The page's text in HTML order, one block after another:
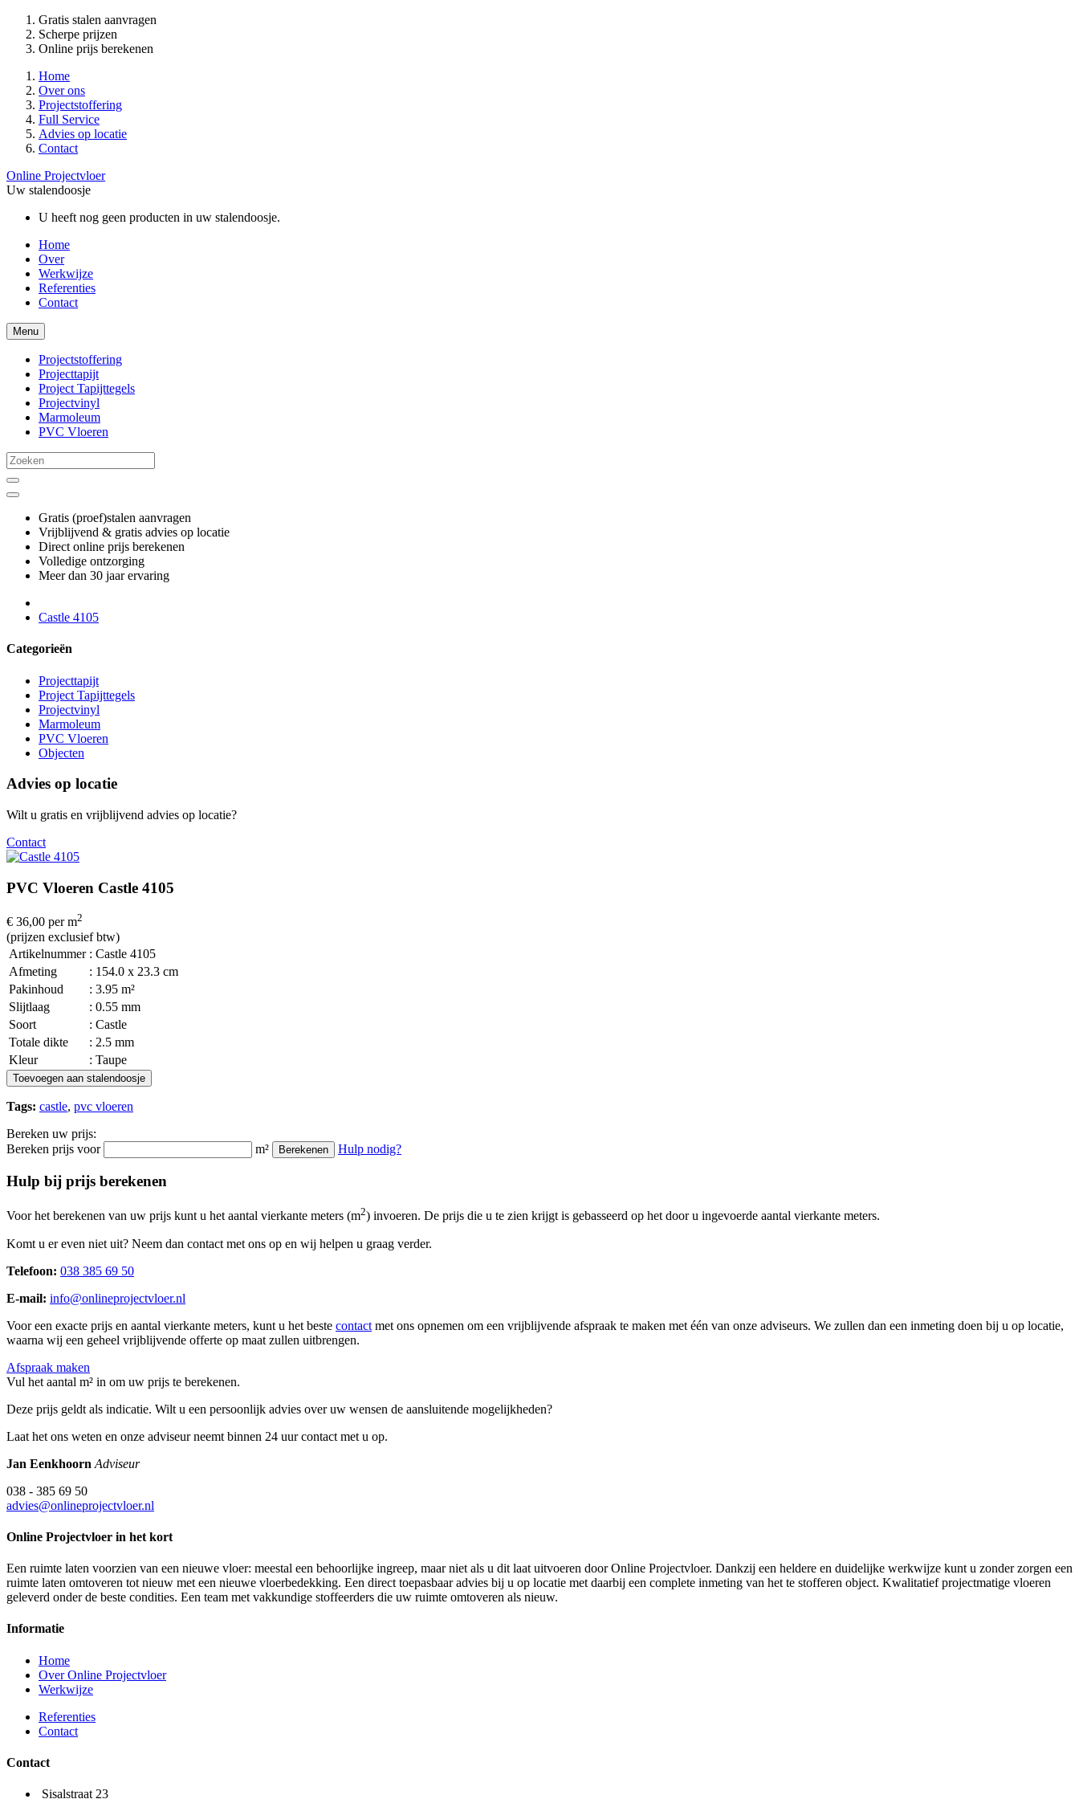
Gratis stalen aanvragen
Scherpe prijzen
Online prijs berekenen
Home
Over ons
Projectstoffering
Full Service
Advies op locatie
Contact
Online Projectvloer
Uw stalendoosje
U heeft nog geen producten in uw stalendoosje.
Home
Over
Werkwijze
Referenties
Contact
Menu
Projectstoffering
Projecttapijt
Project Tapijttegels
Projectvinyl
Marmoleum
PVC Vloeren
Gratis (proef)stalen aanvragen
Vrijblijvend & gratis advies op locatie
Direct online prijs berekenen
Volledige ontzorging
Meer dan 30 jaar ervaring
Castle 4105
Categorieën
Projecttapijt
Project Tapijttegels
Projectvinyl
Marmoleum
PVC Vloeren
Objecten
Advies op locatie
Wilt u gratis en vrijblijvend advies op locatie?
Contact
PVC Vloeren Castle 4105
€ 36,00 per m2
(prijzen exclusief btw)
Artikelnummer : Castle 4105
Afmeting
: 154.0 x 23.3 cm
Pakinhoud
: 3.95 m²
Slijtlaag
: 0.55 mm
Soort
: Castle
Totale dikte
: 2.5 mm
Kleur
: Taupe
Toevoegen aan stalendoosje
Tags: castle, pvc vloeren
Bereken uw prijs:
Bereken prijs voor
m² Berekenen Hulp nodig?
Hulp bij prijs berekenen
Voor het berekenen van uw prijs kunt u het aantal vierkante meters (m2) invoeren. De prijs die u te zien krijgt is gebasseerd op het door u ingevoerde aantal vierkante meters.
Komt u er even niet uit? Neem dan contact met ons op en wij helpen u graag verder.
Telefoon: 038 385 69 50
E-mail: info@onlineprojectvloer.nl
Voor een exacte prijs en aantal vierkante meters, kunt u het beste contact met ons opnemen om een vrijblijvende afspraak te maken met één van onze adviseurs. We zullen dan een inmeting doen bij u op locatie,
waarna wij een geheel vrijblijvende offerte op maat zullen uitbrengen.
Afspraak maken
Vul het aantal m² in om uw prijs te berekenen.
Deze prijs geldt als indicatie. Wilt u een persoonlijk advies over uw wensen de aansluitende mogelijkheden?
Laat het ons weten en onze adviseur neemt binnen 24 uur contact met u op.
Jan Eenkhoorn Adviseur
038 - 385 69 50
advies@onlineprojectvloer.nl
Online Projectvloer in het kort
Een ruimte laten voorzien van een nieuwe vloer: meestal een behoorlijke ingreep, maar niet als u dit laat uitvoeren door Online Projectvloer. Dankzij een heldere en duidelijke werkwijze kunt u zonder zorgen een
ruimte laten omtoveren tot nieuw met een nieuwe vloerbedekking. Een direct toepasbaar advies bij u op locatie met daarbij een complete inmeting van het te stofferen object. Kwalitatief projectmatige vloeren
geleverd onder de beste condities. Een team met vakkundige stoffeerders die uw ruimte omtoveren als nieuw.
Informatie
Home
Over Online Projectvloer
Werkwijze
Referenties
Contact
Contact
Sisalstraat 23